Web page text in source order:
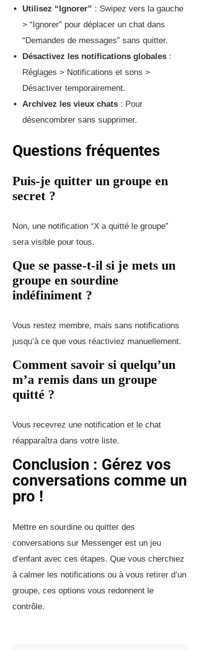
Utilisez “Ignorer” : Swipez vers la gauche
> “Ignorer” pour déplacer un chat dans
“Demandes de messages” sans quitter.
Désactivez les notifications globales :
Réglages > Notifications et sons >
Désactiver temporairement.
Archivez les vieux chats : Pour
désencombrer sans supprimer.
Questions fréquentes
Puis-je quitter un groupe en
secret ?
Non, une notification “X a quitté le groupe”
sera visible pour tous.
Que se passe-t-il si je mets un
groupe en sourdine
indéfiniment ?
Vous restez membre, mais sans notifications
jusqu’à ce que vous réactiviez manuellement.
Comment savoir si quelqu’un
m’a remis dans un groupe
quitté ?
Vous recevrez une notification et le chat
réapparaîtra dans votre liste.
Conclusion : Gérez vos
conversations comme un
pro !
Mettre en sourdine ou quitter des
conversations sur Messenger est un jeu
d’enfant avec ces étapes. Que vous cherchiez
à calmer les notifications ou à vous retirer d’un
groupe, ces options vous redonnent le
contrôle.